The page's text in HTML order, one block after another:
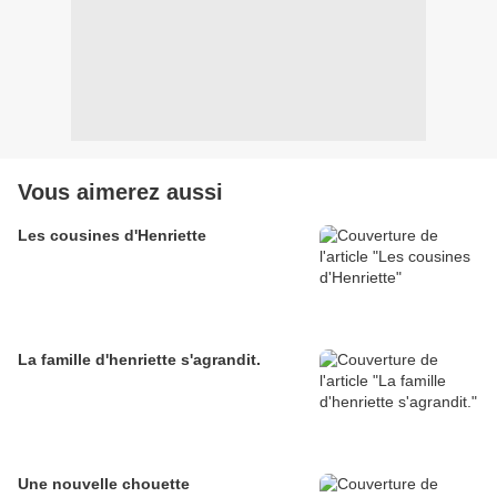
Vous aimerez aussi
Les cousines d'Henriette
La famille d'henriette s'agrandit.
Une nouvelle chouette